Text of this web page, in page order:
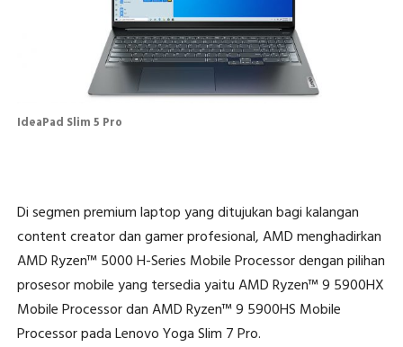
IdeaPad Slim 5 Pro
Di segmen premium laptop yang ditujukan bagi kalangan
content creator dan gamer profesional, AMD menghadirkan
AMD Ryzen™ 5000 H-Series Mobile Processor dengan pilihan
prosesor mobile yang tersedia yaitu AMD Ryzen™ 9 5900HX
Mobile Processor dan AMD Ryzen™ 9 5900HS Mobile
Processor pada Lenovo Yoga Slim 7 Pro.